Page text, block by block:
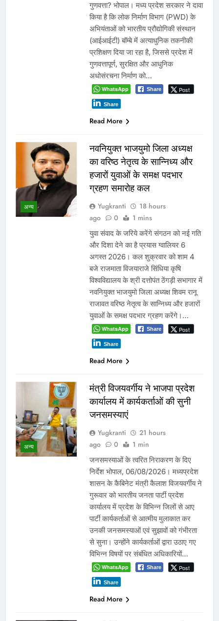
गुणवत्ता? भोपाल। मध्य प्रदेश सरकार ने दावा
किया है कि लोक निर्माण विभाग (PWD) के
अभियंताओं को भारतीय प्रौद्योगिकी संस्थान
(आईआईटी) बॉम्बे में अत्याधुनिक तकनीकी
प्रशिक्षण दिया जा रहा है, जिससे प्रदेश में
गुणवत्तापूर्ण, सुरक्षित और आधुनिक
अधोसंरचना निर्माण को…
WhatsApp Share Post
Share
Read More
अन्य
नवनियुक्त भाजयुमो जिला अध्यक्ष
का वरिष्ठ नेतृत्व के सान्निध्य और
हजारों युवाओं के समक्ष पदभार
ग्रहण समारोह कल
Yugkranti
18 hours
ago
0 1 mins
युवा संवाद के जरिये करेंगे संगठन को नई गति
और दिशा देने का है प्रयास ग्वालियर 6
अगस्त 2026। कल शुक्रवार को शाम 4
बजे राजमाता विजयाराजे सिंधिया कृषि
विश्वविद्यालय के श्री दत्तोपंत ठेंगड़ी सभागार में
नवनियुक्त भाजयुमो जिला अध्यक्ष शिवम रानू
राजावत वरिष्ठ नेतृत्व के सान्निध्य और हजारों
युवाओं के समक्ष पदभार ग्रहण करेंगे।…
WhatsApp Share Post
Share
Read More
अन्य
मंत्री विजयवर्गीय ने भाजपा प्रदेश
कार्यालय में कार्यकर्ताओं की सुनी
जनसमस्याएं
Yugkranti
21 hours
ago
0 1 min
जनसमस्याओं के त्वरित निराकरण के दिए
निर्देश भोपाल, 06/08/2026। मध्यप्रदेश
शासन के कैबिनेट मंत्री कैलाश विजयवर्गीय ने
गुरूवार को भारतीय जनता पार्टी प्रदेश
कार्यालय में प्रदेश के विभिन्न जिलों से आए
पार्टी कार्यकर्ताओं से आत्मीय मुलाकात कर
उनकी जनसमस्याओं एवं सुझावों को गंभीरता
से सुना। उन्होंने कार्यकर्ताओं द्वारा उठाए गए
विभिन्न विषयों पर संबंधित अधिकारियों…
WhatsApp Share Post
Share
Read More